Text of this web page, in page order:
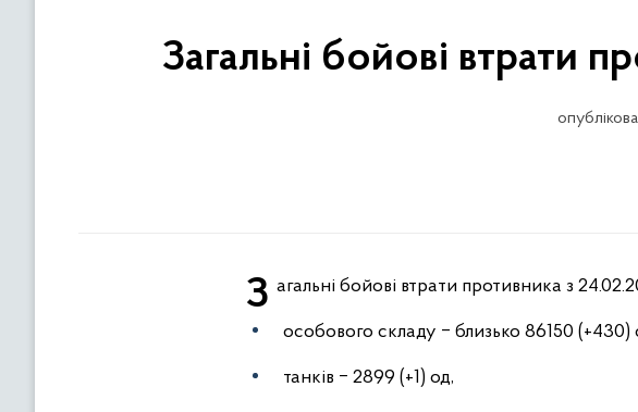
Загальні бойові втрати
Загальні бойові втрати противника з
особового складу ‒ близько 86150 (+430)
танків ‒ 2899 (+1) од,